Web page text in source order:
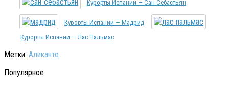
Курорты Испании — Сан Себастьян
Курорты Испании — Мадрид
Курорты Испании — Лас Пальмас
Метки: Аликанте
Популярное